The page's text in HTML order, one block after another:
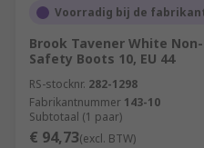
Voorradig bij de
Brook Tavener White
Safety Boots 10, EU 44
RS-stocknr. 282-1298
Fabrikantnummer 143-10
Subtotaal (1 paar)
€ 94,73(excl. BTW)